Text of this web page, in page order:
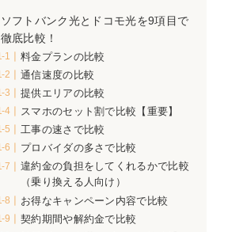
ソフトバンク光とドコモ光を9項目で
徹底比較！
料金プランの比較
通信速度の比較
提供エリアの比較
スマホのセット割で比較【重要】
工事の速さで比較
プロバイダの多さで比較
違約金の負担をしてくれるかで比較
（乗り換える人向け）
お得なキャンペーン内容で比較
契約期間や解約金で比較